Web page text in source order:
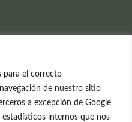
para el correcto
de nuestro sitio
a excepción de Google
internos que nos